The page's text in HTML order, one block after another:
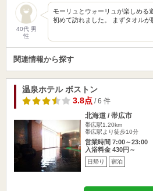
40代 男
性
モーリュとウォーリュが楽しめる
初めて訪れました。 まずタオルが
関連情報から探す
温泉ホテル ボストン
3.8点/ 6 件
北海道 / 帯広市
帯広駅1.20km
帯広駅より徒歩10分
営業時間 7:00～23:00
入浴料金 430円～
日帰り 宿泊